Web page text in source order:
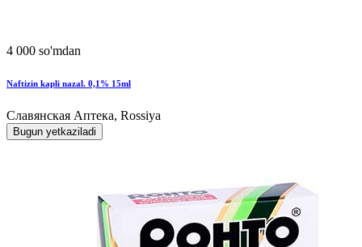
4 000 so'mdan
Naftizin kapli nazal. 0,1% 15ml
Славянская Аптека, Rossiya
Bugun yetkaziladi